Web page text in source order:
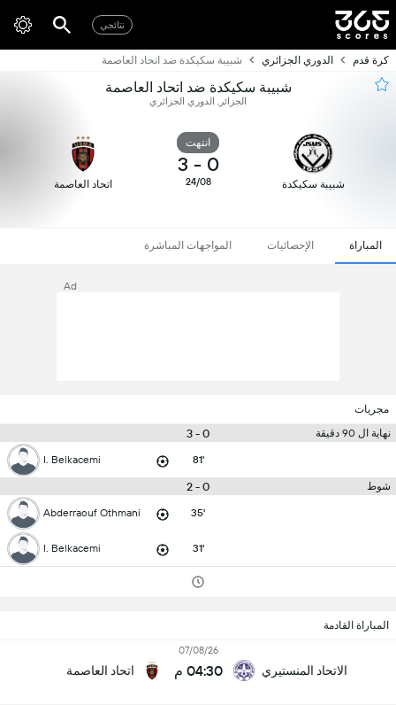
نتائجي
كرة قدم الدوري الجزائري شبيبة سكيكدة ضد اتحاد العاصمة
شبيبة سكيكدة ضد اتحاد العاصمة
الجزائر, الدوري الجزائري
شبيبة سكيكدة
انتهت
0
-
3
24/08 اتحاد العاصمة
المباراة الإحصائيات المواجهات المباشرة
Ad
مجريات
نهاية ال 90 دقيقة
0 - 3
81'
I. Belkacemi
شوط 0 - 2
35'
Abderraouf Othmani
31'
I. Belkacemi
المباراة القادمة
الاتحاد المنستيري
07/08/26
04:30 م اتحاد العاصمة